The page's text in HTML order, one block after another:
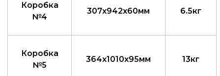
Коробка
№4
307x942x60мм 6.5кг
Коробка
№5
364x1010x95мм 13кг